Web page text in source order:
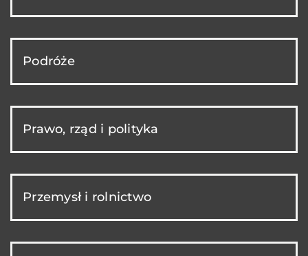
Podróże
Prawo, rząd i polityka
Przemysł i rolnictwo